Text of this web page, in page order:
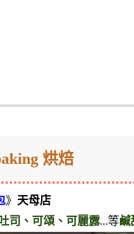
烘焙
》天母店
司、可頌、可麗露…等鹹